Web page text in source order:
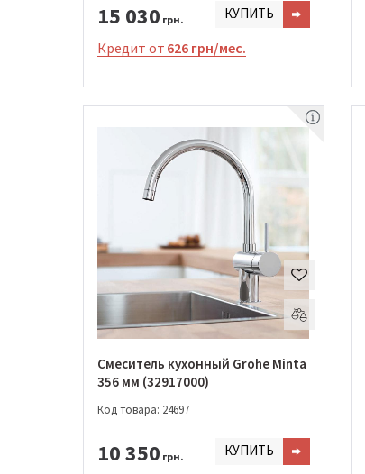
15 030 грн. КУПИТЬ
Кредит от 626 грн/мес.
Смеситель кухонный Grohe Minta
356 мм (32917000)
Код товара: 24697
10 350 грн. КУПИТЬ